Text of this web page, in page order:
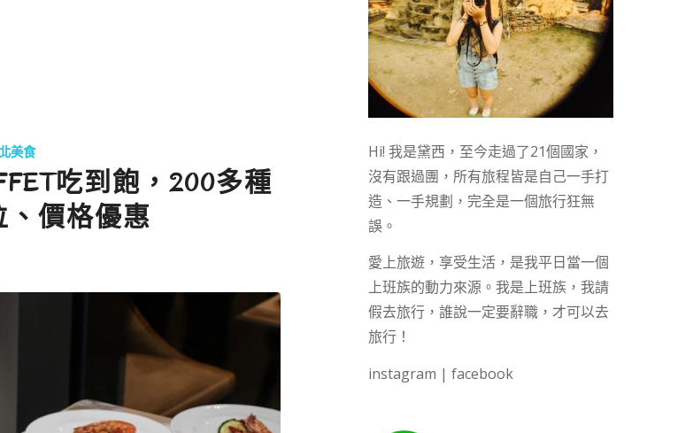
美食
吃到飽，200多種
價格優惠
Hi! 我是黛西，至今走過了21個國家，
沒有跟過團，所有旅程皆是自己一手打
造、一手規劃，完全是一個旅行狂無
誤。
愛上旅遊，享受生活，是我平日當一個
上班族的動力來源。我是上班族，我請
假去旅行，誰說一定要辭職，才可以去
旅行！
instagram | facebook